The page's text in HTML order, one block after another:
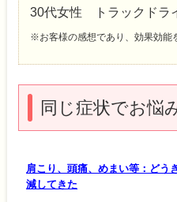
30代女性 トラックドラ
※お客様の感想であり、効果効能
同じ症状でお悩
肩こり、頭痛、めまい等：どう
減してきた